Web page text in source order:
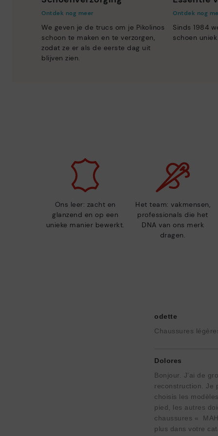
Ontdek nog meer
We geven je de trucs om je Pikolinos
schoon te maken en te verzorgen,
zodat ze er als de eerste dag uit
blijven zien.
Ontdek nog
Sinds 1984
schoen
Ons leer: zacht en
glanzend en op een
unieke manier bewerkt.
Het team: vakmensen,
professionals die het
DNA van ons merk
dragen.
odette
Chaussures
Dolores
Bonjour. J’ai de
reconstruction. Je
choisis les
pied, les autres
chaussures «
plus dans votre